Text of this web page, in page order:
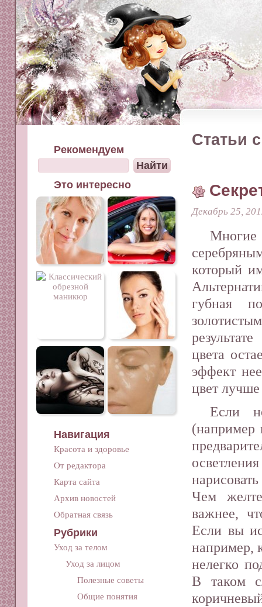
Статьи
Декабрь 25,
Многие
который
губная
цвета
эффект
цвет лучше
Если
(например
Чем
важнее,
Если вы
например,
нелегко
В таком
Рекомендуем
Это интересно
Навигация
Красота и здоровье
От редактора
Карта сайта
Архив новостей
Обратная связь
Рубрики
Уход за телом
Уход за лицом
Полезные советы
Общие понятия